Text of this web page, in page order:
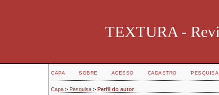
TEXTURA -
CAPA SOBRE ACESSO CADASTRO PESQUISA
Capa > Pesquisa > Perfil do autor